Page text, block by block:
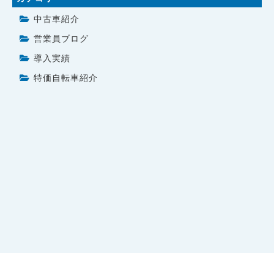
中古車紹介
営業員ブログ
導入実績
特価自転車紹介